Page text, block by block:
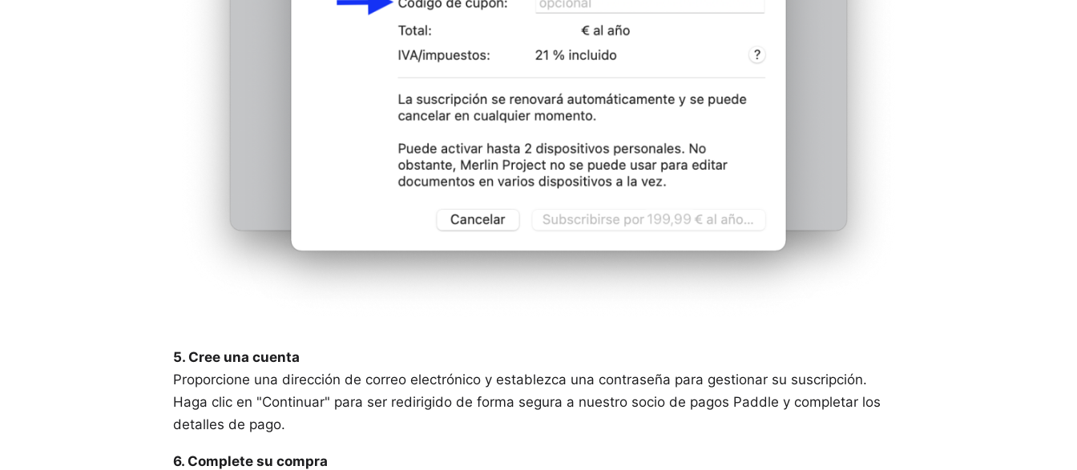
5. Cree una cuenta
Proporcione una dirección de correo electrónico y establezca una contraseña para gestionar su suscripción.
Haga clic en "Continuar" para ser redirigido de forma segura a nuestro socio de pagos Paddle y completar los
detalles de pago.
6. Complete su compra